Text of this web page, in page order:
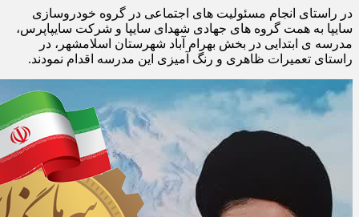
در راستای انجام مسئولیت های اجتماعی در گروه خودروسازی
سایپا به همت گروه های جهادی شهدای سایپا و شرکت سایپاپرس،
مدرسه ی ابتدایی در بخش بهرام آباد شهرستان اسلامشهر، در
راستای تعمیرات ظاهری و رنگ آمیزی این مدرسه اقدام نمودند.